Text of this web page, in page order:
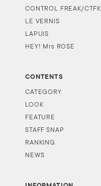
CONTROL FREAK/CTFK
LE VERNIS
LAPUIS
HEY! Mrs ROSE
CONTENTS
CATEGORY
LOOK
FEATURE
STAFF SNAP
RANKING
NEWS